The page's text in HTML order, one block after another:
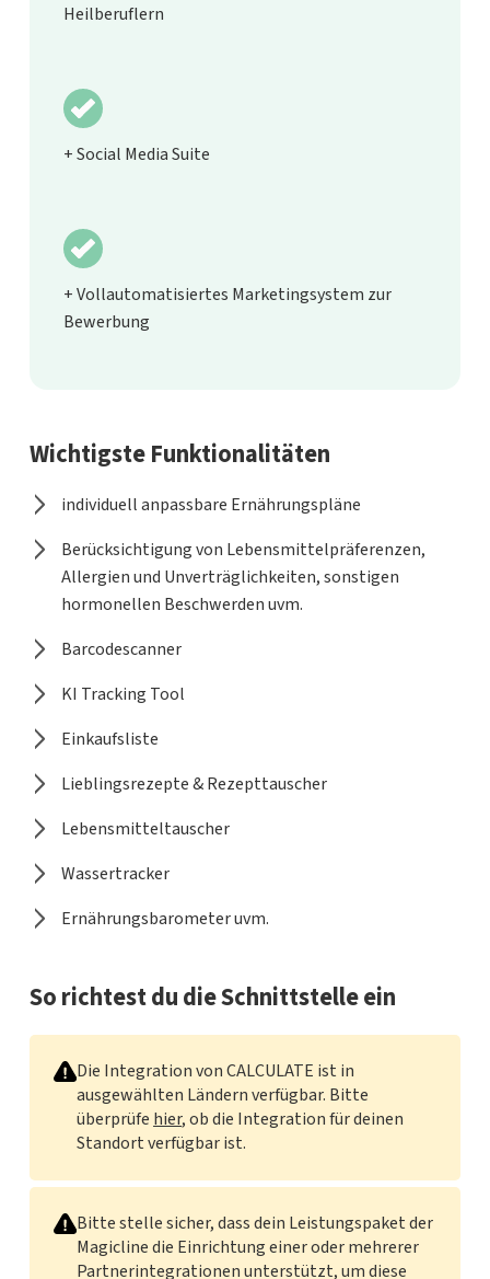
Heilberuflern
+ Social Media Suite
+ Vollautomatisiertes Marketingsystem zur
Bewerbung
Wichtigste Funktionalitäten
individuell anpassbare Ernährungspläne
Berücksichtigung von Lebensmittelpräferenzen,
Allergien und Unverträglichkeiten, sonstigen
hormonellen Beschwerden uvm.
Barcodescanner
KI Tracking Tool
Einkaufsliste
Lieblingsrezepte & Rezepttauscher
Lebensmitteltauscher
Wassertracker
Ernährungsbarometer uvm.
So richtest du die Schnittstelle ein
Die Integration von CALCULATE ist in
ausgewählten Ländern verfügbar. Bitte
überprüfe hier, ob die Integration für deinen
Standort verfügbar ist.
Bitte stelle sicher, dass dein Leistungspaket der
Magicline die Einrichtung einer oder mehrerer
Partnerintegrationen unterstützt, um diese